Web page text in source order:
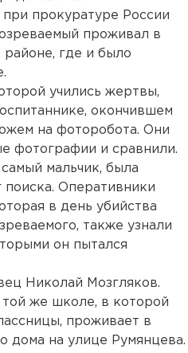
прокуратуре России
проживал в
где и было
учились жертвы,
окончившем
на фоторобота. Они
фотографии и сравнили.
мальчик, была
поиска. Оперативники
в день убийства
также узнали
он пытался
Николай Мозгляков.
той же школе, в которой
проживает в
дома на улице Румянцева.